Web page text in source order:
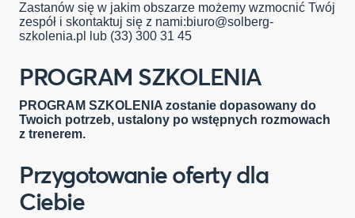
Zastanów się w jakim obszarze możemy wzmocnić Twój
zespół i skontaktuj się z nami:biuro@solberg-
szkolenia.pl
lub (33) 300 31 45
PROGRAM SZKOLENIA
PROGRAM SZKOLENIA zostanie dopasowany do
Twoich potrzeb, ustalony po wstępnych rozmowach
z trenerem.
Przygotowanie oferty dla
Ciebie